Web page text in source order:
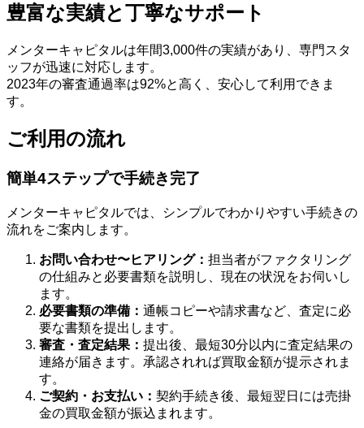
豊富な実績と丁寧なサポート
メンターキャピタルは年間3,000件の実績があり、専門スタ
ッフが迅速に対応します。
2023年の審査通過率は92%と高く、安心して利用できま
す。
ご利用の流れ
簡単4ステップで手続き完了
メンターキャピタルでは、シンプルでわかりやすい手続きの
流れをご案内します。
お問い合わせ〜ヒアリング： 担当者がファクタリング
の仕組みと必要書類を説明し、現在の状況をお伺いし
ます。
必要書類の準備： 通帳コピーや請求書など、査定に必
要な書類を提出します。
審査・査定結果： 提出後、最短30分以内に査定結果の
連絡が届きます。承認されれば買取金額が提示されま
す。
ご契約・お支払い： 契約手続き後、最短翌日には売掛
金の買取金額が振込まれます。